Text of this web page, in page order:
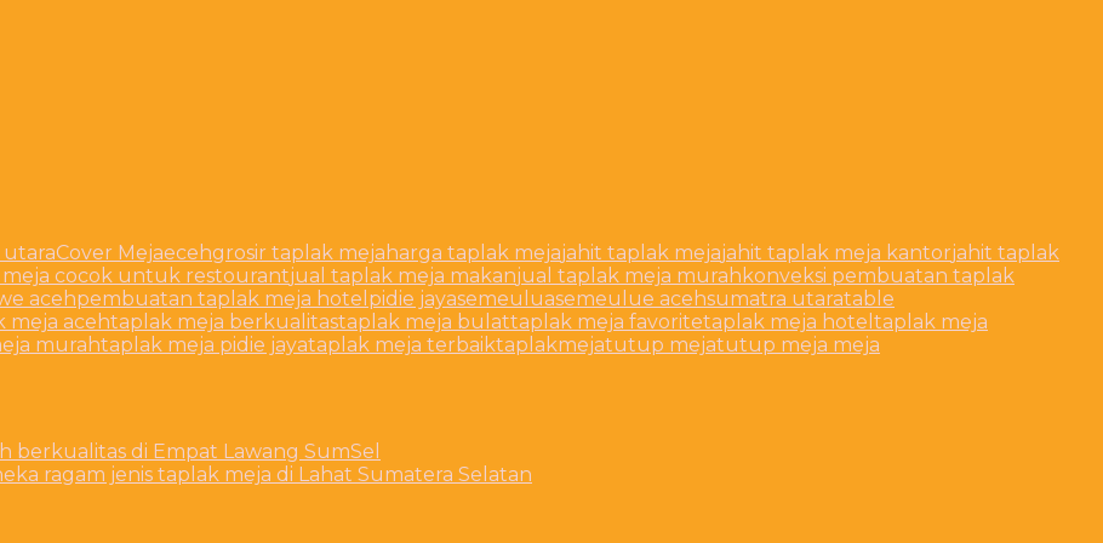
Cover Mejaecehgrosir taplak meja harga taplak mejajahit taplak mejajahit taplak meja kantorjahit taplak
cocok untuk restourantjual taplak meja makanjual taplak meja murah konveksi pembuatan taplak
acehpembuatan taplak meja hotel pidie jayasemeuluasemeulue acehsumatra utaratable
meja acehtaplak meja berkualitastaplak meja bulattaplak meja favoritetaplak meja hotel taplak meja
murahtaplak meja pidie jayataplak meja terbaiktaplakmejatutup mejatutup meja meja
berkualitas di Empat Lawang SumSel
ragam jenis taplak meja di Lahat Sumatera Selatan